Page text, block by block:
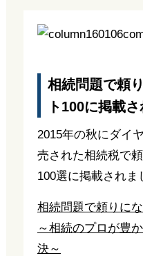
相続問題で頼
ト100に掲載
2015年の秋にダイ
売された相続税で
100選に掲載されま
相続問題で頼りに
～相続のプロが豊
決～